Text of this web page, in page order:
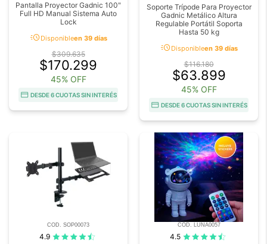
Pantalla Proyector Gadnic 100"
Full HD Manual Sistema Auto
Lock
acuteDisponibleen 39 días
$309.635
$170.299
45% OFF
DESDE 6 CUOTAS SIN INTERÉS
Soporte Trípode Para Proyector
Gadnic Metálico Altura
Regulable Portátil Soporta
Hasta 50 kg
acuteDisponibleen 39 días
$116.180
$63.899
45% OFF
DESDE 6 CUOTAS SIN INTERÉS
COD. SOP00073
4.9
COD. LUNA0057
4.5